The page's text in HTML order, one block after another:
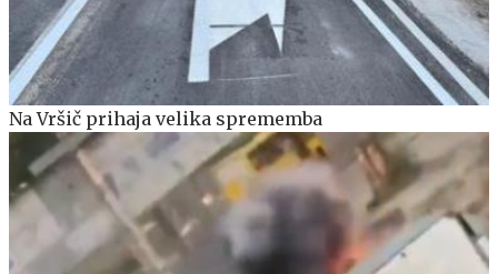
Na Vršič prihaja velika sprememba